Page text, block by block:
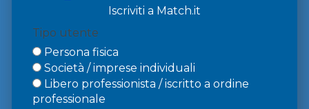
Iscriviti a Match.it
Tipo utente
Persona fisica
Società / imprese individuali
Libero professionista / iscritto a ordine
professionale